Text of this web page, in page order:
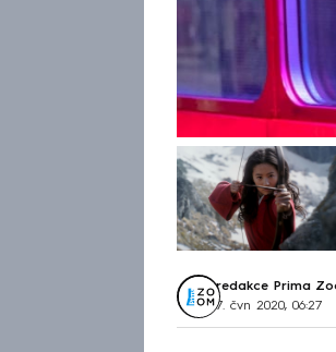
redakce Prima
7. čvn 2020, 06:27